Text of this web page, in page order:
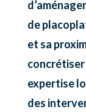
de
et sa
expertise
des